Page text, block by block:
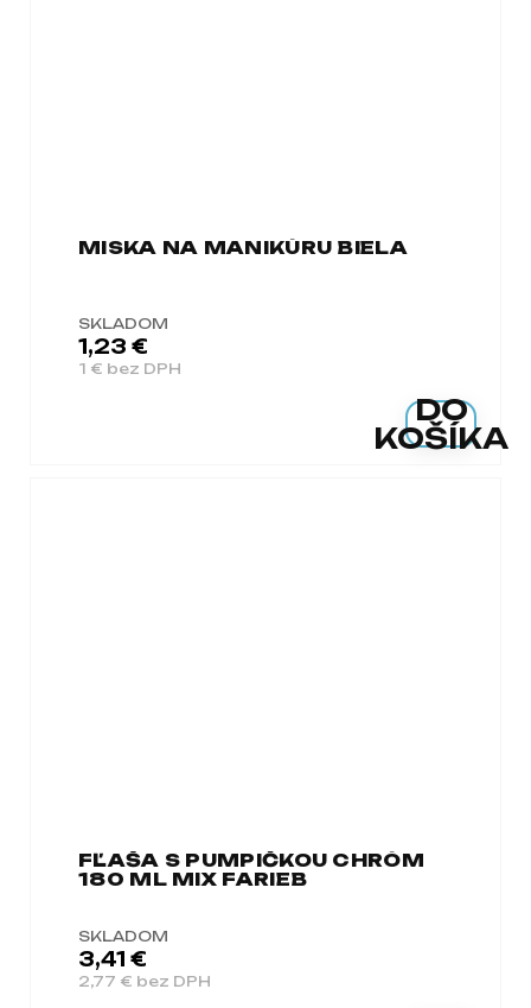
MISKA NA MANIKÚRU BIELA
SKLADOM
1 € bez DPH
1,23 €
DO
KOŠÍKA
FĽAŠA S PUMPIČKOU CHRÓM
180 ML MIX FARIEB
SKLADOM
2,77 € bez DPH
3,41 €